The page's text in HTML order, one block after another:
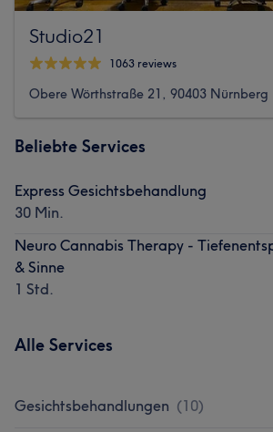
Studio21
1063 reviews
Obere Wörthstraße 21, 90403 Nürnberg
Beliebte Services
Express Gesichtsbehandlung
30 Min.
Neuro Cannabis Therapy -
& Sinne
1 Std.
Alle Services
Gesichtsbehandlungen (10)